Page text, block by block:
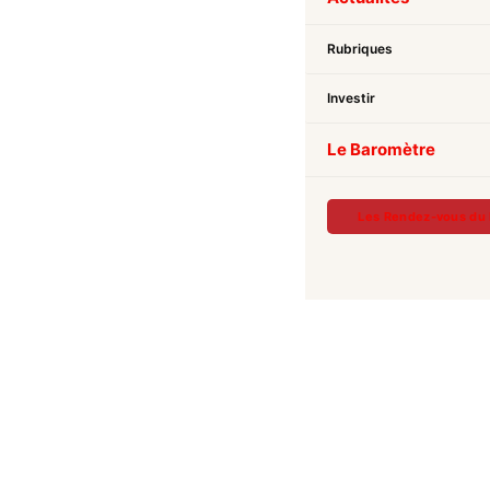
Rubriques
Investir
Le Baromètre
Les Rendez-vous